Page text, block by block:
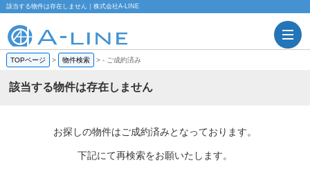
該当する物件は存在しません｜株式会社A-LINE
TOPページ > 物件検索 >- ご成約済み
該当する物件は存在しません
お探しの物件はご成約済みとなっております。
下記にて再検索をお願いたします。